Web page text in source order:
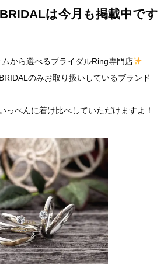
は今月も掲載中です
から選べるブライダルRing専門店
のみお取り扱いしているブランド
っぺんに着け比べしていただけますよ！